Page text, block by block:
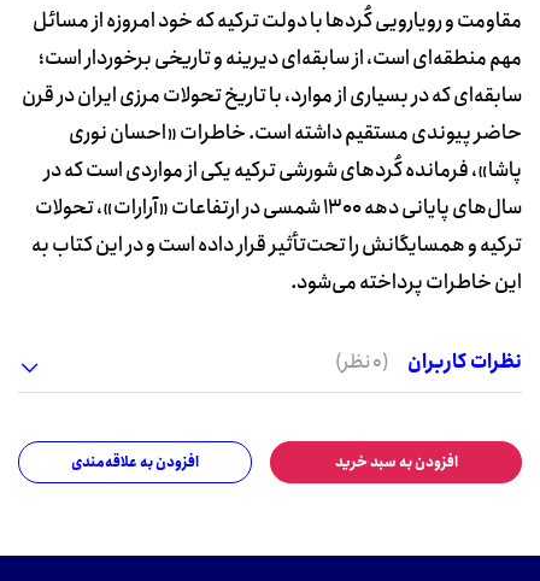
مقاومت و رویارویی کُردها با دولت ترکیه که خود امروزه از مسائل
مهم منطقه‌ای است، از سابقه‌ای دیرینه و تاریخی برخوردار است؛
سابقه‌ای که در بسیاری از موارد، با تاریخ تحولات مرزی ایران در قرن
حاضر پیوندی مستقیم داشته است. خاطرات «احسان نوری
پاشا»، فرمانده کُردهای شورشی ترکیه یکی از مواردی است که در
سال‌های پایانی دهه 1300 شمسی در ارتفاعات «آرارات»، تحولات
ترکیه و همسایگانش را تحت‌تأثیر قرار داده است و در این کتاب به
این خاطرات پرداخته می‌شود.
نظرات کاربران (0 نظر)
افزودن به سبد خرید افزودن به علاقه‌مندی